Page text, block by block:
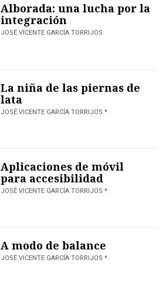
Alborada: una lucha por la
integración
JOSÉ VICENTE GARCÍA TORRIJOS
La niña de las piernas de
lata
JOSÉ VICENTE GARCÍA TORRIJOS *
Aplicaciones de móvil
para accesibilidad
JOSÉ VICENTE GARCÍA TORRIJOS *
A modo de balance
JOSÉ VICENTE GARCÍA TORRIJOS *